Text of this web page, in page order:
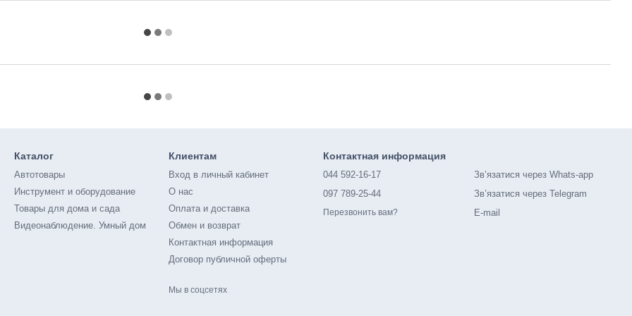
Каталог
Автотовары
Инструмент и оборудование
Товары для дома и сада
Видеонаблюдение. Умный дом
Клиентам
Вход в личный кабинет
О нас
Оплата и доставка
Обмен и возврат
Контактная информация
Договор публичной оферты
Мы в соцсетях
Контактная информация
044 592-16-17
097 789-25-44
Перезвонить вам?
Зв’язатися через Whats-app
Зв’язатися через Telegram
E-mail